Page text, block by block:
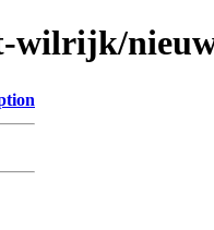
wilrijk/